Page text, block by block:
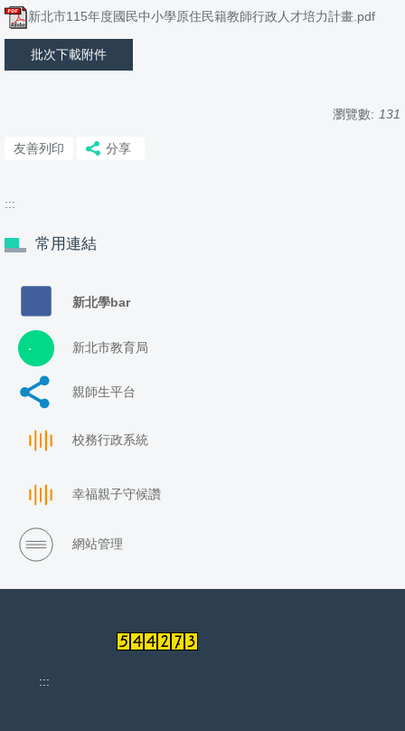
新北市115年度國民中小學原住民籍教師行政人才培力計畫.pdf
批次下載附件
瀏覽數: 131
友善列印 分享
:::
常用連結
新北學bar
新北市教育局
親師生平台
校務行政系統
幸福親子守候讚
網站管理
:::